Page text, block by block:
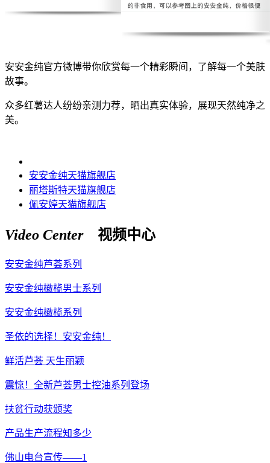
安安金纯官方微博带你欣赏每一个精彩瞬间，了解每一个美肤
故事。
众多红薯达人纷纷亲测力荐，晒出真实体验，展现天然纯净之
美。
安安金纯天猫旗舰店
丽塔斯特天猫旗舰店
佩安婷天猫旗舰店
Video Center视频中心
安安金纯芦荟系列
安安金纯橄榄男士系列
安安金纯橄榄系列
圣依的选择！安安金纯！
鲜活芦荟 天生丽颖
震惊！全新芦荟男士控油系列登场
扶贫行动获颁奖
产品生产流程知多少
佛山电台宣传——1